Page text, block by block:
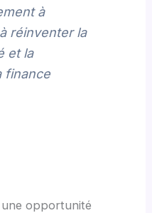
à
réinventer la
et la
finance
une opportunité